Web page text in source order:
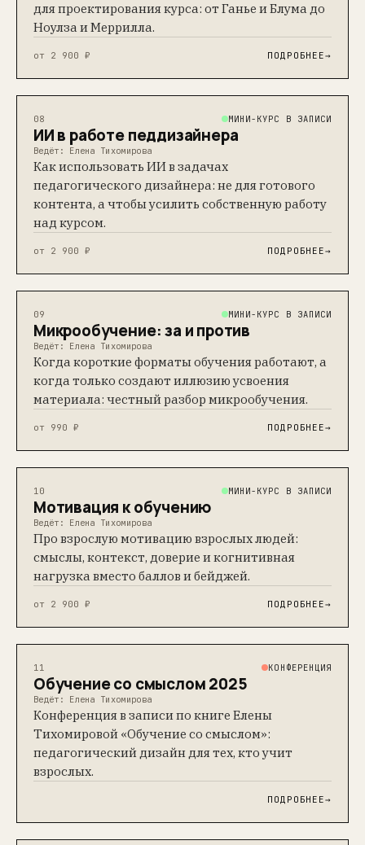
для проектирования курса: от Ганье и Блума до
Ноулза и Меррилла.
от 2 900 ₽ ПОДРОБНЕЕ→
08 МИНИ-КУРС В ЗАПИСИ
ИИ в работе педдизайнера
Ведёт: Елена Тихомирова
Как использовать ИИ в задачах
педагогического дизайнера: не для готового
контента, а чтобы усилить собственную работу
над курсом.
от 2 900 ₽ ПОДРОБНЕЕ→
09 МИНИ-КУРС В ЗАПИСИ
Микрообучение: за и против
Ведёт: Елена Тихомирова
Когда короткие форматы обучения работают, а
когда только создают иллюзию усвоения
материала: честный разбор микрообучения.
от 990 ₽ ПОДРОБНЕЕ→
10 МИНИ-КУРС В ЗАПИСИ
Мотивация к обучению
Ведёт: Елена Тихомирова
Про взрослую мотивацию взрослых людей:
смыслы, контекст, доверие и когнитивная
нагрузка вместо баллов и бейджей.
от 2 900 ₽ ПОДРОБНЕЕ→
11 КОНФЕРЕНЦИЯ
Обучение со смыслом 2025
Ведёт: Елена Тихомирова
Конференция в записи по книге Елены
Тихомировой «Обучение со смыслом»:
педагогический дизайн для тех, кто учит
взрослых.
ПОДРОБНЕЕ→